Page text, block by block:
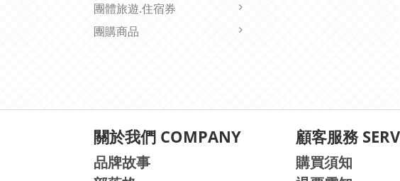
團體旅遊.住宿券
團購商品
關於我們 COMPANY
品牌故事
顧客服務
購買須知